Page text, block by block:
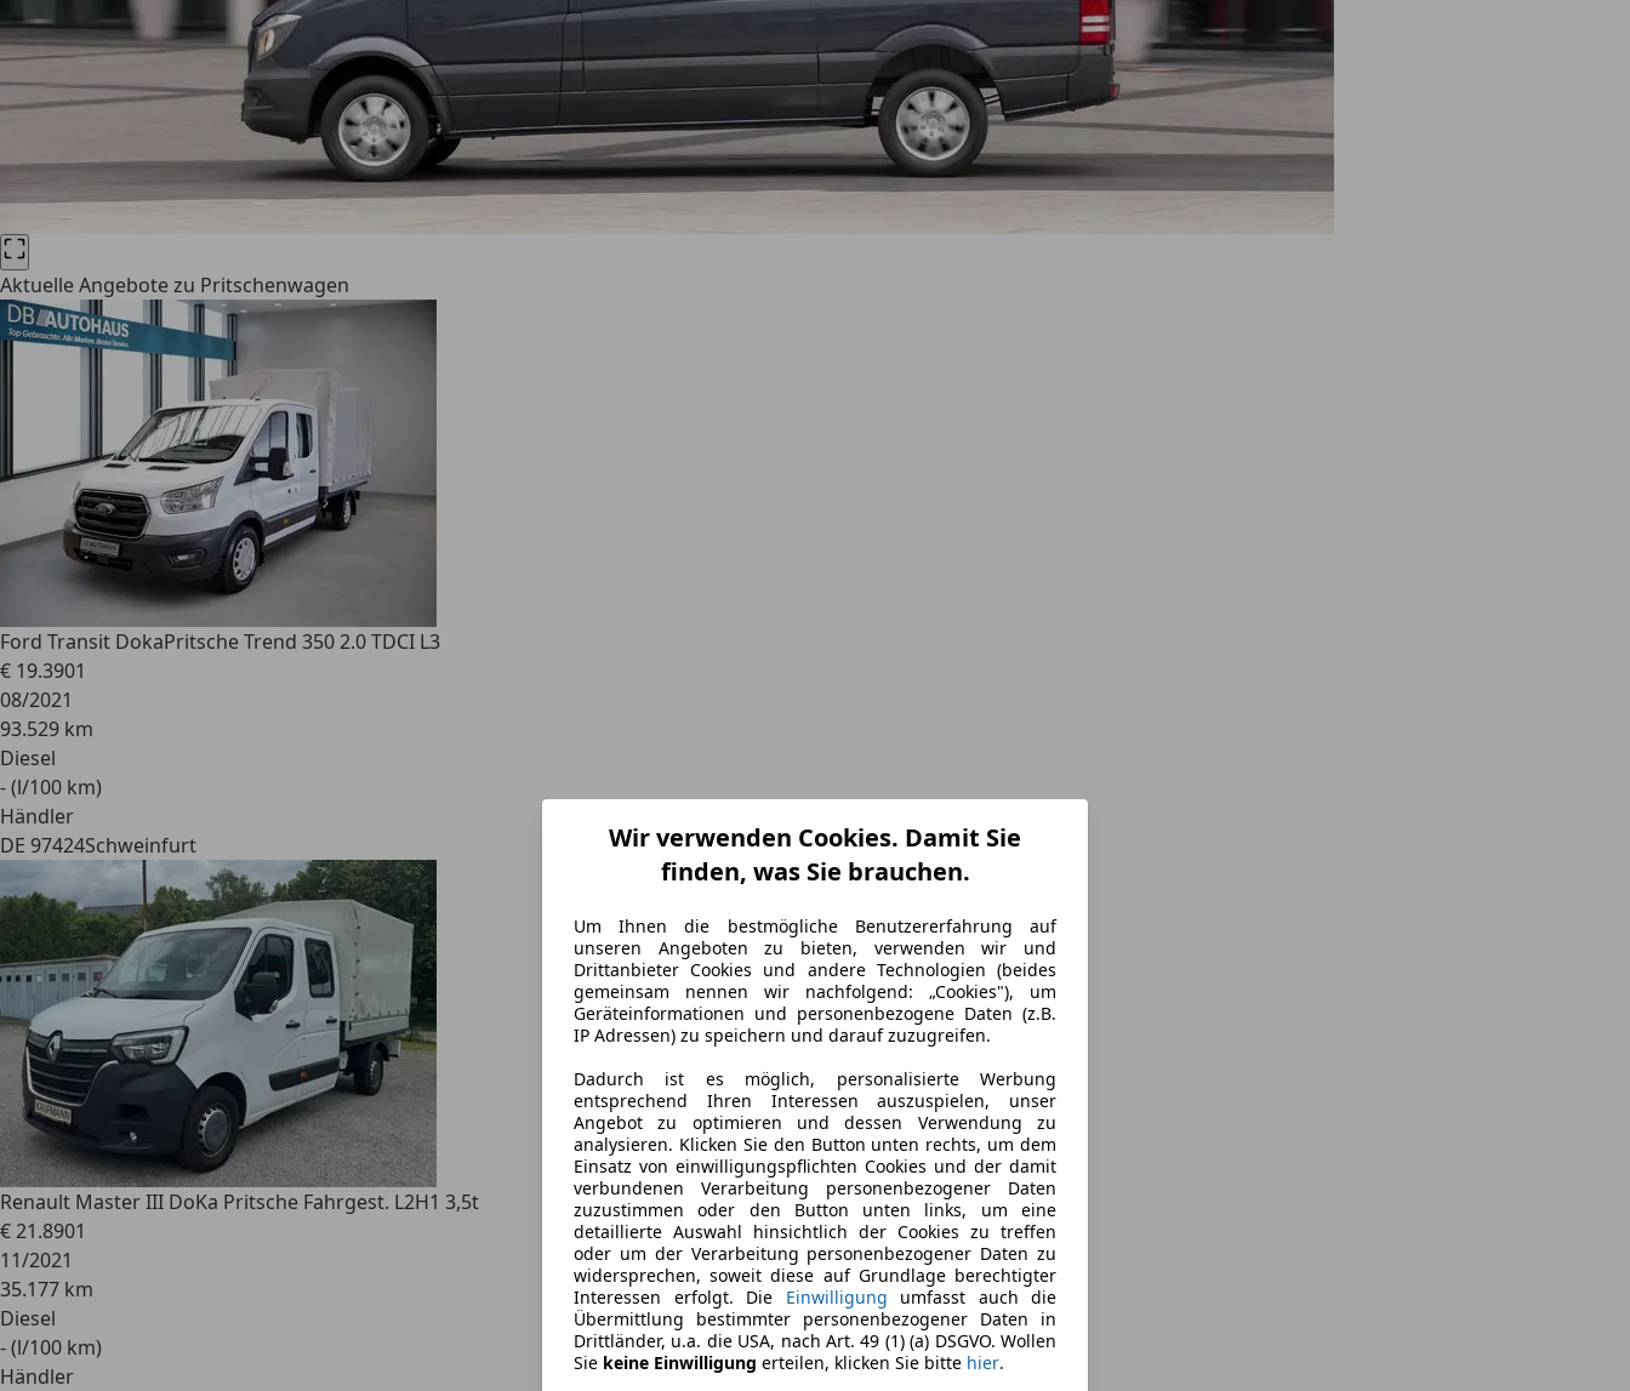
Aktuelle Angebote zu Pritschenwagen
Ford Transit DokaPritsche Trend 350 2.0 TDCI L3
€ 19.3901
08/2021
93.529 km
Diesel
- (l/100 km)
Händler
DE 97424Schweinfurt
Renault Master III DoKa Pritsche Fahrgest. L2H1 3,5t
€ 21.8901
11/2021
35.177 km
Diesel
- (l/100 km)
Händler
Wir verwenden Cookies. Damit Sie
finden, was Sie brauchen.
Um Ihnen die bestmögliche Benutzererfahrung auf
unseren Angeboten zu bieten, verwenden wir und
Drittanbieter Cookies und andere Technologien (beides
gemeinsam nennen wir nachfolgend: „Cookies"), um
Geräteinformationen und personenbezogene Daten (z.B.
IP Adressen) zu speichern und darauf zuzugreifen.
Dadurch ist es möglich, personalisierte Werbung
entsprechend Ihren Interessen auszuspielen, unser
Angebot zu optimieren und dessen Verwendung zu
analysieren. Klicken Sie den Button unten rechts, um dem
Einsatz von einwilligungspflichten Cookies und der damit
verbundenen Verarbeitung personenbezogener Daten
zuzustimmen oder den Button unten links, um eine
detaillierte Auswahl hinsichtlich der Cookies zu treffen
oder um der Verarbeitung personenbezogener Daten zu
widersprechen, soweit diese auf Grundlage berechtigter
Interessen erfolgt. Die Einwilligung umfasst auch die
Übermittlung bestimmter personenbezogener Daten in
Drittländer, u.a. die USA, nach Art. 49 (1) (a) DSGVO. Wollen
Sie keine Einwilligung erteilen, klicken Sie bitte hier.